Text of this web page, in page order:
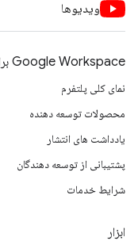
ویدیوها
Google Workspace برای توسعه دهندگان
نمای کلی پلتفرم
محصولات توسعه دهنده
یادداشت های انتشار
پشتیبانی از توسعه دهندگان
شرایط خدمات
ابزار